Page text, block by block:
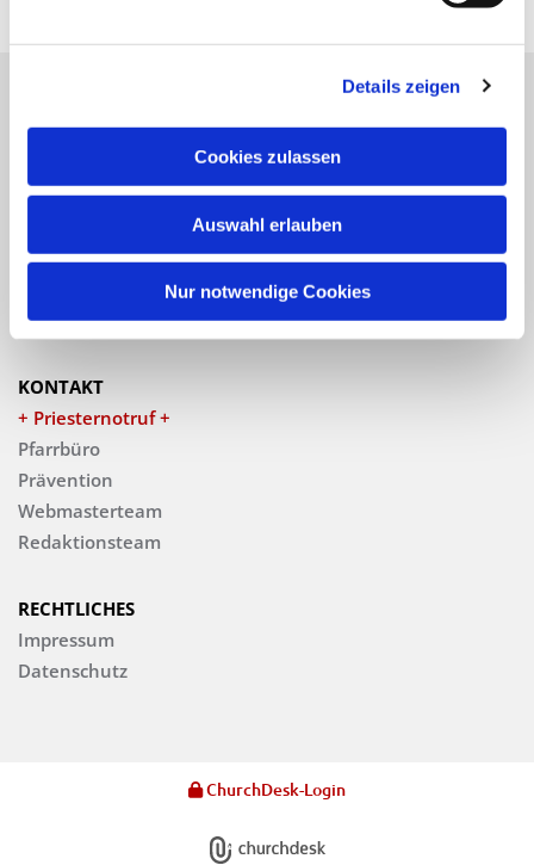
Details zeigen
Cookies zulassen
Auswahl erlauben
Nur notwendige Cookies
Katholische Kirchengemeinde
Pfarrei St. Benedikt Teltow-Fläming
NAVIGATION
Veranstaltungen
KONTAKT
+ Priesternotruf +
Pfarrbüro
Prävention
Webmasterteam
Redaktionsteam
RECHTLICHES
Impressum
Datenschutz
ChurchDesk-Login